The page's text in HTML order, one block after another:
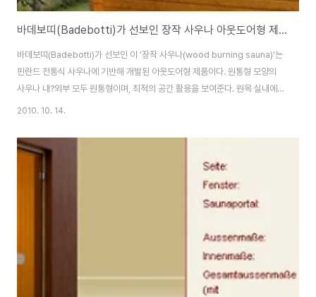
바데보띠(Badebotti)가 선보인 장작 사우나 아웃도어형 제품이다
바데보띠(Badebotti)가 선보인 이 ‘장작 사우나(wood burning sauna)’는
핀란드 전통식 사우나에 기반해 개발된 아웃도어형 제품이다. 원통형 모양의
사우나 내?외부 모두 원통형이며, 최적의 공간 활용을 보여준다. 원목 실내에는
2개 벤치와 머리 받침이 설치되어 있어, 두 사람이 편안히 누워 사용할 수 있으
건강과 행복 그리고 즐거운 기분을 더할 수 있을 것이다. 출
처:http://www.badebotti.ch// [욕 실] - 고급스럽고 스타일리쉬한 가정용
사우나 [욕 실] - 물없이 즐기는 반신욕조 사우나 : (주)유일테크 [욕 실] - 욕실
의 프라이버시는 괜찮아? [욕 실] - 아이언맨(IRONMAN) ..
2010. 10. 14.